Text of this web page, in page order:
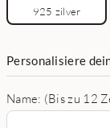
925 zilver
Personalisiere
Name: (Bis zu 12